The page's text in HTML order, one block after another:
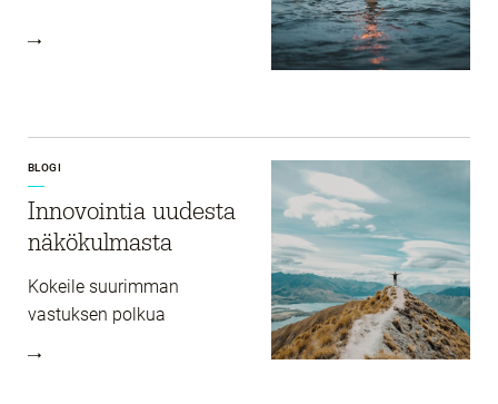
BLOGI
Innovointia uudesta
näkökulmasta
Kokeile suurimman
vastuksen polkua